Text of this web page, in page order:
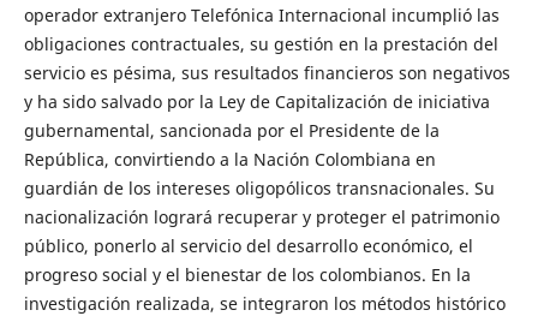
operador extranjero Telefónica Internacional incumplió las
obligaciones contractuales, su gestión en la prestación del
servicio es pésima, sus resultados financieros son negativos
y ha sido salvado por la Ley de Capitalización de iniciativa
gubernamental, sancionada por el Presidente de la
República, convirtiendo a la Nación Colombiana en
guardián de los intereses oligopólicos transnacionales. Su
nacionalización logrará recuperar y proteger el patrimonio
público, ponerlo al servicio del desarrollo económico, el
progreso social y el bienestar de los colombianos. En la
investigación realizada, se integraron los métodos histórico